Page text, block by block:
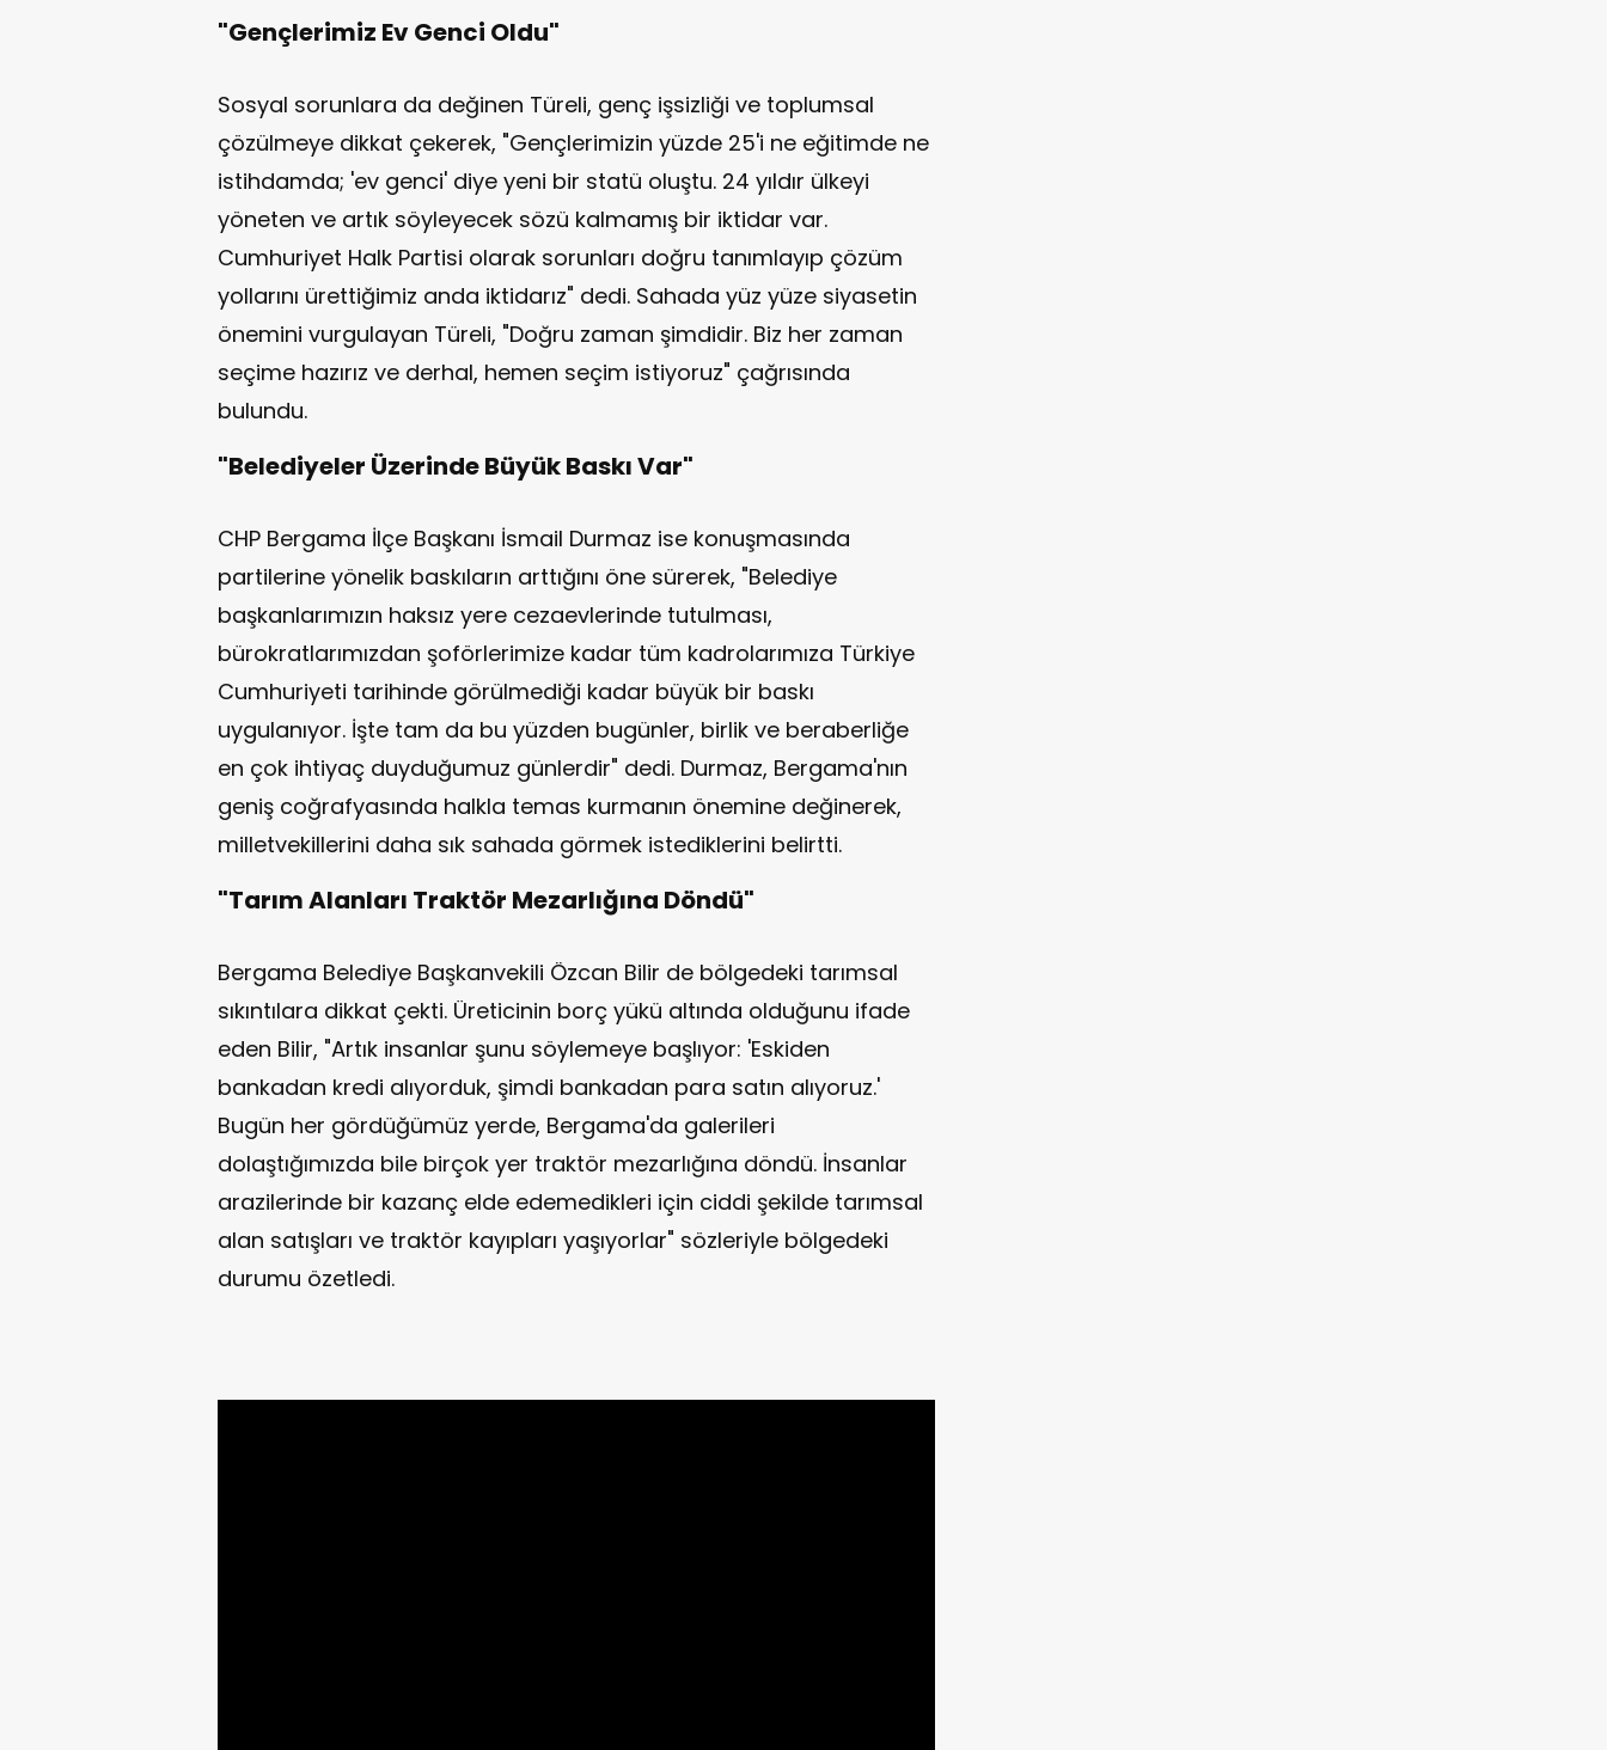
"Gençlerimiz Ev Genci Oldu"
Sosyal sorunlara da değinen Türeli, genç işsizliği ve toplumsal
çözülmeye dikkat çekerek, "Gençlerimizin yüzde 25'i ne eğitimde ne
istihdamda; 'ev genci' diye yeni bir statü oluştu. 24 yıldır ülkeyi
yöneten ve artık söyleyecek sözü kalmamış bir iktidar var.
Cumhuriyet Halk Partisi olarak sorunları doğru tanımlayıp çözüm
yollarını ürettiğimiz anda iktidarız" dedi. Sahada yüz yüze siyasetin
önemini vurgulayan Türeli, "Doğru zaman şimdidir. Biz her zaman
seçime hazırız ve derhal, hemen seçim istiyoruz" çağrısında
bulundu.
"Belediyeler Üzerinde Büyük Baskı Var"
CHP Bergama İlçe Başkanı İsmail Durmaz ise konuşmasında
partilerine yönelik baskıların arttığını öne sürerek, "Belediye
başkanlarımızın haksız yere cezaevlerinde tutulması,
bürokratlarımızdan şoförlerimize kadar tüm kadrolarımıza Türkiye
Cumhuriyeti tarihinde görülmediği kadar büyük bir baskı
uygulanıyor. İşte tam da bu yüzden bugünler, birlik ve beraberliğe
en çok ihtiyaç duyduğumuz günlerdir" dedi. Durmaz, Bergama'nın
geniş coğrafyasında halkla temas kurmanın önemine değinerek,
milletvekillerini daha sık sahada görmek istediklerini belirtti.
"Tarım Alanları Traktör Mezarlığına Döndü"
Bergama Belediye Başkanvekili Özcan Bilir de bölgedeki tarımsal
sıkıntılara dikkat çekti. Üreticinin borç yükü altında olduğunu ifade
eden Bilir, "Artık insanlar şunu söylemeye başlıyor: 'Eskiden
bankadan kredi alıyorduk, şimdi bankadan para satın alıyoruz.'
Bugün her gördüğümüz yerde, Bergama'da galerileri
dolaştığımızda bile birçok yer traktör mezarlığına döndü. İnsanlar
arazilerinde bir kazanç elde edemedikleri için ciddi şekilde tarımsal
alan satışları ve traktör kayıpları yaşıyorlar" sözleriyle bölgedeki
durumu özetledi.